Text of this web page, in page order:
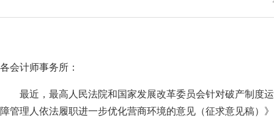
各会计师事务所：
最近，最高人民法院和国家发展改革委员会针对破产制度
障管理人依法履职进一步优化营商环境的意见（征求意见稿）